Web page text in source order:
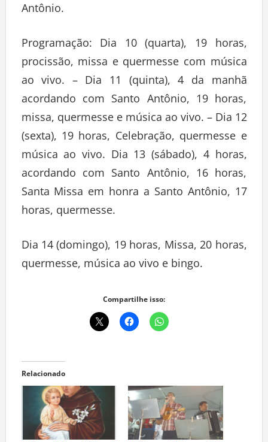
Antônio.
Programação: Dia 10 (quarta), 19 horas,
procissão, missa e quermesse com música
ao vivo. – Dia 11 (quinta), 4 da manhã
acordando com Santo Antônio, 19 horas,
missa, quermesse e música ao vivo. – Dia 12
(sexta), 19 horas, Celebração, quermesse e
música ao vivo. Dia 13 (sábado), 4 horas,
acordando com Santo Antônio, 16 horas,
Santa Missa em honra a Santo Antônio, 17
horas, quermesse.
Dia 14 (domingo), 19 horas, Missa, 20 horas,
quermesse, música ao vivo e bingo.
Compartilhe isso:
Relacionado